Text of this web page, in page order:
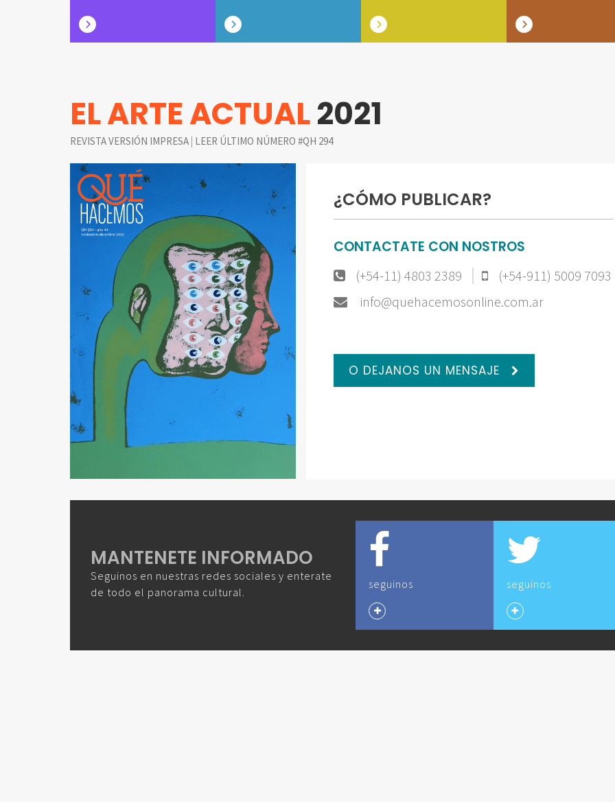
EL ARTE ACTUAL2021
REVISTA VERSIÓN IMPRESA | LEER ÚLTIMO NÚMERO #QH 294
¿CÓMO PUBLICAR?
CONTACTATE CON NOSTROS
(+54-11) 4803 2389
(+54-911) 5009 7093
info@quehacemosonline.com.ar
O DEJANOS UN MENSAJE
MANTENETE INFORMADO
Seguinos en nuestras redes sociales y enterate
de todo el panorama cultural.
seguinos seguinos